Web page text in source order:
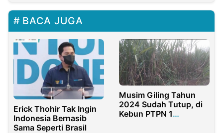
BACA JUGA
Erick Thohir Tak Ingin
Indonesia Bernasib
Sama Seperti Brasil
Musim Giling Tahun
2024 Sudah Tutup, di
Kebun PTPN 1